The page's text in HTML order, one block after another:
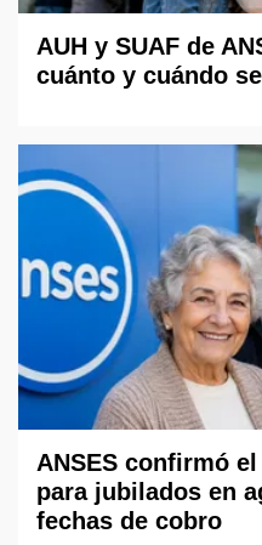
AUH y SUAF de
cuánto y cuándo
ANSES confirmó
para jubilados en
fechas de cobro